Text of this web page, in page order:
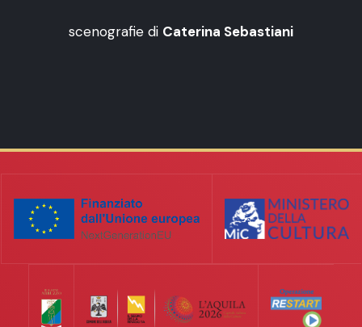
scenografie di Caterina Sebastiani